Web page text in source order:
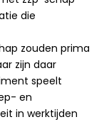
die
zouden prima
zijn daar
speelt
en
in werktijden